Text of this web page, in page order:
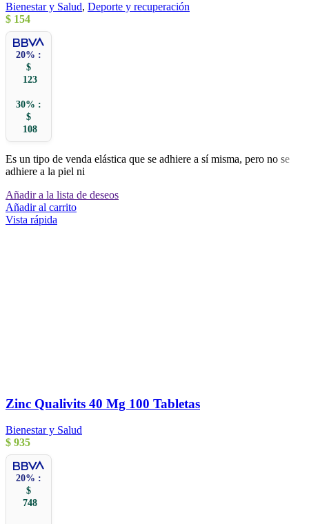
Bienestar y Salud, Deporte y recuperación
$ 154
20% :
$
123
30% :
$
108
Es un tipo de venda elástica que se adhiere a sí misma, pero no se
adhiere a la piel ni
Añadir a la lista de deseos
Añadir al carrito
Vista rápida
Zinc Qualivits 40 Mg 100 Tabletas
Bienestar y Salud
$ 935
20% :
$
748